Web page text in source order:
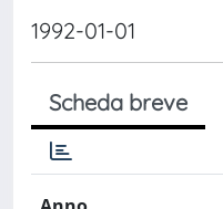
1992-01-01
Scheda breve